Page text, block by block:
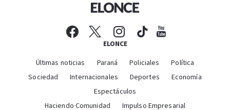
ELONCE
Últimas noticias Paraná Policiales
Política
Sociedad
Internacionales Deportes
Economía
Espectáculos
Haciendo Comunidad
Impulso Empresarial